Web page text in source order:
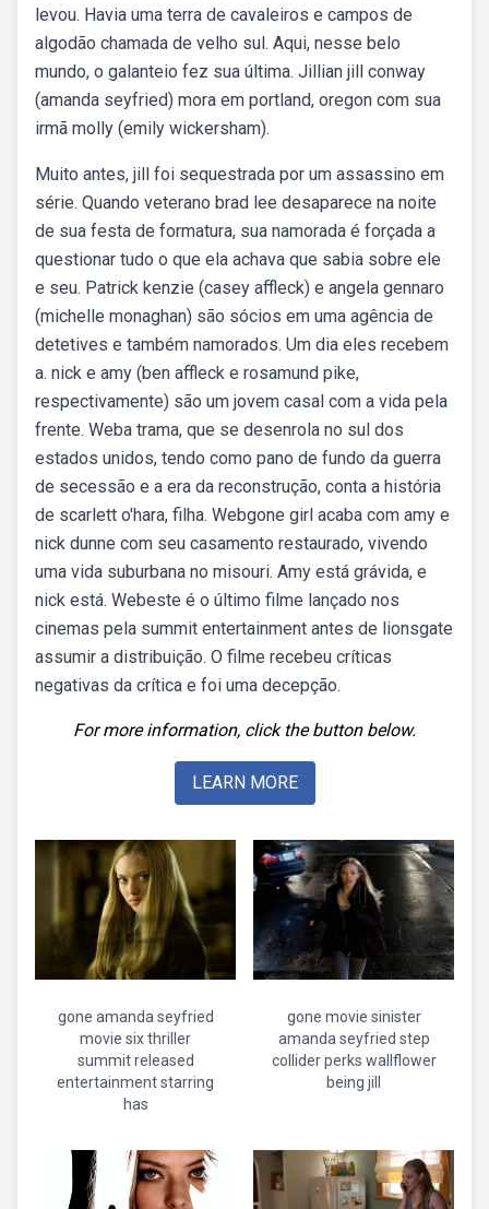
levou. Havia uma terra de cavaleiros e campos de
algodão chamada de velho sul. Aqui, nesse belo
mundo, o galanteio fez sua última. Jillian jill conway
(amanda seyfried) mora em portland, oregon com sua
irmã molly (emily wickersham).
Muito antes, jill foi sequestrada por um assassino em
série. Quando veterano brad lee desaparece na noite
de sua festa de formatura, sua namorada é forçada a
questionar tudo o que ela achava que sabia sobre ele
e seu. Patrick kenzie (casey affleck) e angela gennaro
(michelle monaghan) são sócios em uma agência de
detetives e também namorados. Um dia eles recebem
a. nick e amy (ben affleck e rosamund pike,
respectivamente) são um jovem casal com a vida pela
frente. Weba trama, que se desenrola no sul dos
estados unidos, tendo como pano de fundo da guerra
de secessão e a era da reconstrução, conta a história
de scarlett o'hara, filha. Webgone girl acaba com amy e
nick dunne com seu casamento restaurado, vivendo
uma vida suburbana no misouri. Amy está grávida, e
nick está. Webeste é o último filme lançado nos
cinemas pela summit entertainment antes de lionsgate
assumir a distribuição. O filme recebeu críticas
negativas da crítica e foi uma decepção.
For more information, click the button below.
LEARN MORE
gone amanda seyfried
movie six thriller
summit released
entertainment starring
has
gone movie sinister
amanda seyfried step
collider perks wallflower
being jill